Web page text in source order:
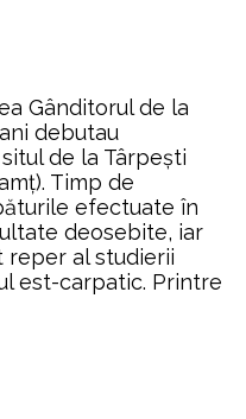
Gânditorul de la
debutau
de la Târpeşti
Timp de
efectuate în
deosebite, iar
reper al studierii
est-carpatic. Printre